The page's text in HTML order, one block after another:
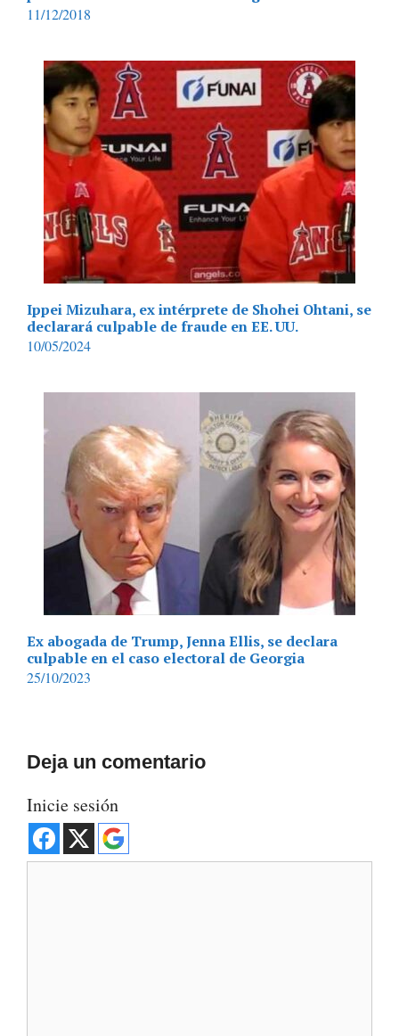
11/12/2018
Ippei Mizuhara, ex intérprete de Shohei Ohtani, se
declarará culpable de fraude en EE. UU.
10/05/2024
Ex abogada de Trump, Jenna Ellis, se declara
culpable en el caso electoral de Georgia
25/10/2023
Deja un comentario
Inicie sesión